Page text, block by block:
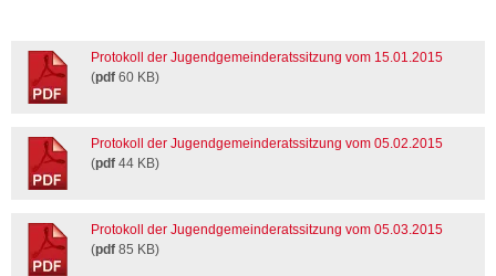
Protokoll der Jugendgemeinderatssitzung vom 15.01.2015
(pdf 60 KB)
Protokoll der Jugendgemeinderatssitzung vom 05.02.2015
(pdf 44 KB)
Protokoll der Jugendgemeinderatssitzung vom 05.03.2015
(pdf 85 KB)